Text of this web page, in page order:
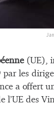
(UE),
les
a offert
l’UE des